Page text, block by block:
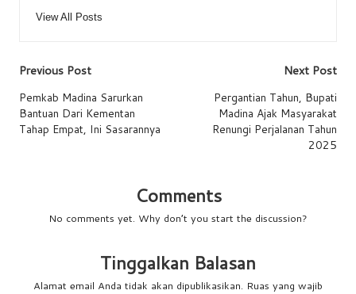
View All Posts
Post
navigation
Previous Post
Pemkab Madina Sarurkan
Bantuan Dari Kementan
Tahap Empat, Ini Sasarannya
Next Post
Pergantian Tahun, Bupati
Madina Ajak Masyarakat
Renungi Perjalanan Tahun
2025
Comments
No comments yet. Why don’t you start the discussion?
Tinggalkan Balasan
Alamat email Anda tidak akan dipublikasikan. Ruas yang wajib